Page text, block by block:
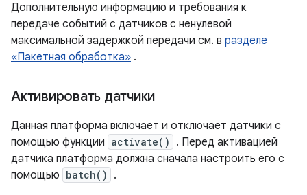
Дополнительную информацию и требования к
передаче событий с датчиков с ненулевой
максимальной задержкой передачи см. в разделе
«Пакетная обработка» .
Активировать датчики
Данная платформа включает и отключает датчики с
помощью функции activate()
. Перед активацией
датчика платформа должна сначала настроить его с
помощью batch()
.